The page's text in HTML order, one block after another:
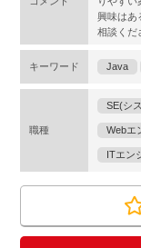
興味はあ
相談くだ
キーワード Java
職種
SE(シ
Webエ
ITエン